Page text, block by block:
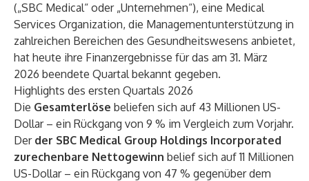
(„SBC Medical“ oder „Unternehmen“), eine Medical
Services Organization, die Managementunterstützung in
zahlreichen Bereichen des Gesundheitswesens anbietet,
hat heute ihre Finanzergebnisse für das am 31. März
2026 beendete Quartal bekannt gegeben.
Highlights des ersten Quartals 2026
Die Gesamterlöse beliefen sich auf 43 Millionen US-
Dollar – ein Rückgang von 9 % im Vergleich zum Vorjahr.
Der der SBC Medical Group Holdings Incorporated
zurechenbare Nettogewinn belief sich auf 11 Millionen
US-Dollar – ein Rückgang von 47 % gegenüber dem